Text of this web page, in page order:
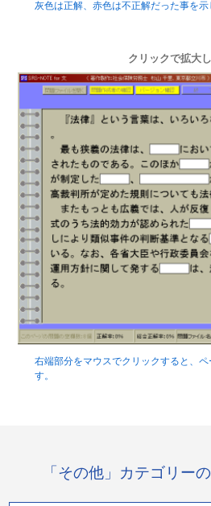
灰色は正解、赤色は不正解だった事を示
クリックで拡大
右端部分をマウスでクリックすると、
す。
「その他」カテゴリー